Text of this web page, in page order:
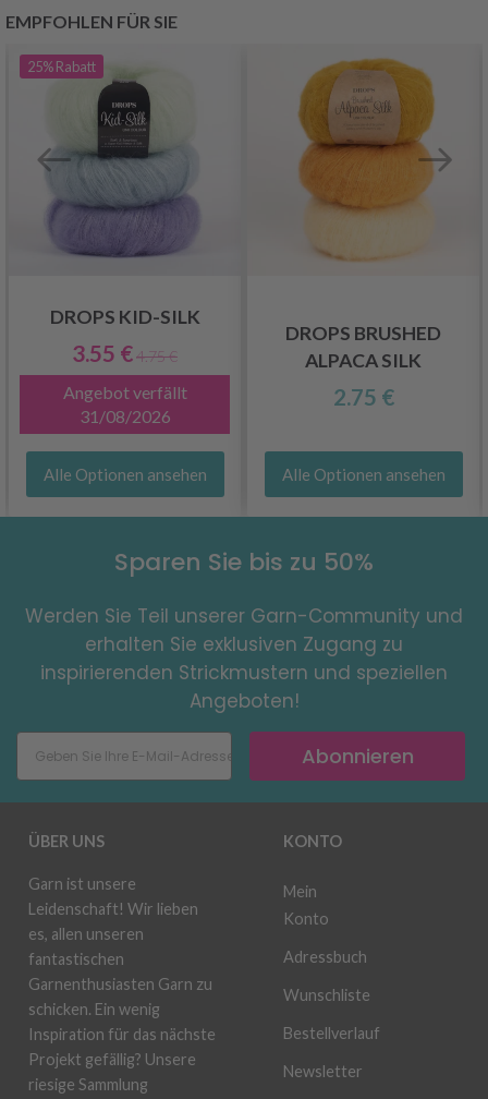
EMPFOHLEN FÜR SIE
25%Rabatt
DROPS KID-SILK
3.55 €4.75 €
Angebot verfällt
31/08/2026
Alle Optionen ansehen
DROPS BRUSHED
ALPACA SILK
2.75 €
Alle Optionen ansehen
Sparen Sie bis zu 50%
Werden Sie Teil unserer Garn-Community und
erhalten Sie exklusiven Zugang zu
inspirierenden Strickmustern und speziellen
Angeboten!
Abonnieren
ÜBER UNS
Garn ist unsere
Leidenschaft! Wir lieben
es, allen unseren
fantastischen
Garnenthusiasten Garn zu
schicken. Ein wenig
Inspiration für das nächste
Projekt gefällig? Unsere
riesige Sammlung
KONTO
Mein
Konto
Adressbuch
Wunschliste
Bestellverlauf
Newsletter